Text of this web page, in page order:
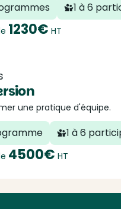
1 à 6
1230€ HT
une pratique d'équipe.
1 à 6
4500€ HT